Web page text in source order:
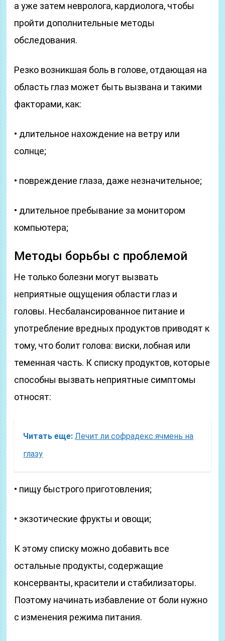
а уже затем невролога, кардиолога, чтобы
пройти дополнительные методы
обследования.
Резко возникшая боль в голове, отдающая на
область глаз может быть вызвана и такими
факторами, как:
• длительное нахождение на ветру или
солнце;
• повреждение глаза, даже незначительное;
• длительное пребывание за монитором
компьютера;
Методы борьбы с проблемой
Не только болезни могут вызвать
неприятные ощущения области глаз и
головы. Несбалансированное питание и
употребление вредных продуктов приводят к
тому, что болит голова: виски, лобная или
теменная часть. К списку продуктов, которые
способны вызвать неприятные симптомы
относят:
Читать еще: Лечит ли софрадекс ячмень на
глазу
• пищу быстрого приготовления;
• экзотические фрукты и овощи;
К этому списку можно добавить все
остальные продукты, содержащие
консерванты, красители и стабилизаторы.
Поэтому начинать избавление от боли нужно
с изменения режима питания.